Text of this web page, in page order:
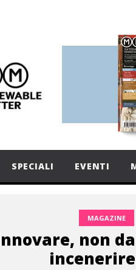
SPECIALI EVENTI
MAGAZINE
non da
incenerire